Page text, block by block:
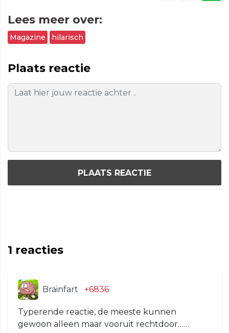
Lees meer over:
Magazine hilarisch
Plaats reactie
PLAATS REACTIE
1 reacties
Brainfart +6836
Typerende reactie, de meeste kunnen
gewoon alleen maar vooruit rechtdoor……